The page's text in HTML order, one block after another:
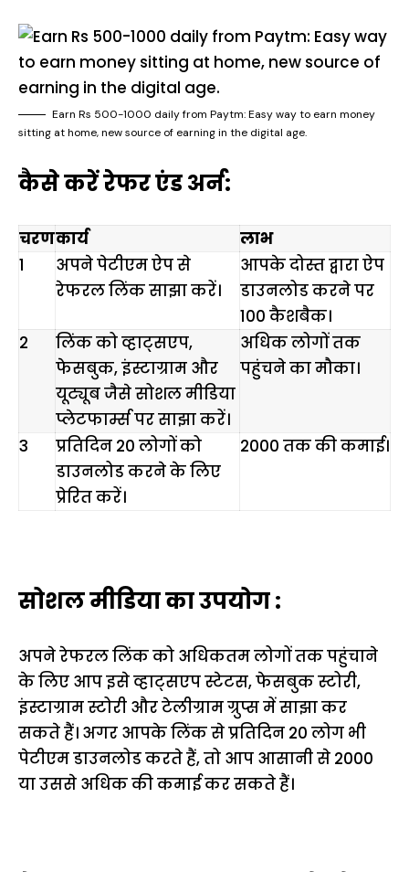
Earn Rs 500-1000 daily from Paytm: Easy way to earn money
sitting at home, new source of earning in the digital age.
कैसे करें रेफर एंड अर्न:
चरणकार्य
लाभ
1
अपने पेटीएम ऐप से
रेफरल लिंक साझा करें।
आपके दोस्त द्वारा ऐप
डाउनलोड करने पर
₹100 कैशबैक।
2
लिंक को व्हाट्सएप,
फेसबुक, इंस्टाग्राम और
यूट्यूब जैसे सोशल मीडिया
प्लेटफार्म्स पर साझा करें।
अधिक लोगों तक
पहुंचने का मौका।
3
प्रतिदिन 20 लोगों को
डाउनलोड करने के लिए
प्रेरित करें।
₹2000 तक की कमाई।
सोशल मीडिया का उपयोग :
अपने रेफरल लिंक को अधिकतम लोगों तक पहुंचाने
के लिए आप इसे व्हाट्सएप स्टेटस, फेसबुक स्टोरी,
इंस्टाग्राम स्टोरी और टेलीग्राम ग्रुप्स में साझा कर
सकते हैं। अगर आपके लिंक से प्रतिदिन 20 लोग भी
पेटीएम डाउनलोड करते हैं, तो आप आसानी से ₹2000
या उससे अधिक की कमाई कर सकते हैं।